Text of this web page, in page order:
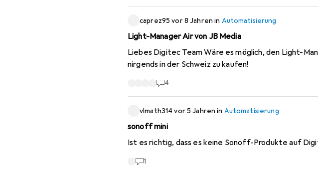
caprez95 vor 8 Jahren in Automatisierung
Light-Manager Air von JB Media
Liebes Digitec Team Wäre es möglich, den Light-Manager Air von JB Media ins Sortiment aufzunehmen? Gibts leider
nirgends in der Schweiz zu kaufen!
4
vlmath314 vor 5 Jahren in Automatisierung
sonoff mini
Ist es richtig, dass es keine Sonoff-Produkte auf
1